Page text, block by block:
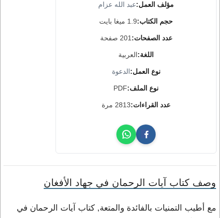
مؤلف العمل:عبد الله عزام
حجم الكتاب:1.9 ميغا بايت
عدد الصفحات: 201 صفحة
اللغة:العربية
نوع العمل:الدعوة
نوع الملف:PDF
عدد القراءات:2813 مرة
وصف كتاب آيات الرحمان في جهاد الأفغان
مع أطيب التمنيات بالفائدة والمتعة, كتاب آيات الرحمان في